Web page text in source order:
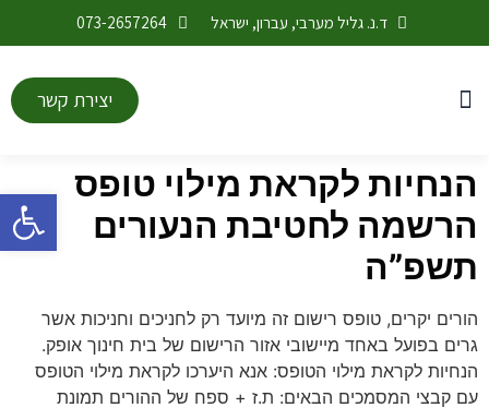
פתח
ד.נ. גליל מערבי, עברון, ישראל 073-2657264
יצירת קשר
הנחיות לקראת מילוי טופס
הרשמה לחטיבת הנעורים
תשפ”ה
הורים יקרים, טופס רישום זה מיועד רק לחניכים וחניכות אשר
גרים בפועל באחד מיישובי אזור הרישום של בית חינוך אופק.
הנחיות לקראת מילוי הטופס: אנא היערכו לקראת מילוי הטופס
עם קבצי המסמכים הבאים: ת.ז + ספח של ההורים תמונת